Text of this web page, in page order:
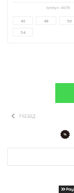
Артикул: 44376
46 48 50
54
Назад